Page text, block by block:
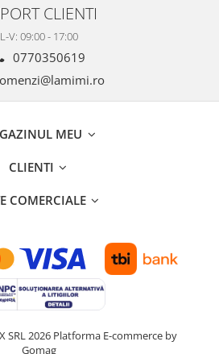
CLIENTI
L-V: 09:00 - 17:00
0770350619
MEU
CLIENTI
COMERCIALE
SRL 2026 Platforma E-commerce by
Gomag